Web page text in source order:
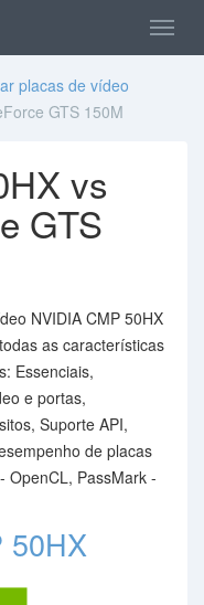
placas de vídeo
GTS 150M
vs
GTS
NVIDIA CMP 50HX
as características
Essenciais,
e portas,
Suporte API,
de placas
OpenCL, PassMark -
50HX